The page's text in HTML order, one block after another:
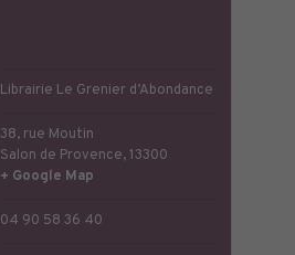
Librairie Le Grenier d’Abondance
38, rue Moutin
Salon de Provence,13300
+ Google Map
04 90 58 36 40